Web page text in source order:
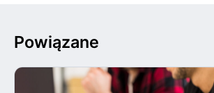
Powiązane